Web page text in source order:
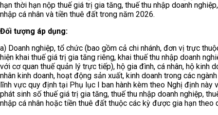
hạn thời hạn nộp thuế giá trị gia tăng, thuế thu nhập doanh
nhập cá nhân và tiền thuê đất trong năm 2026.
Đối tượng áp dụng:
a) Doanh nghiệp, tổ chức (bao gồm cả chi nhánh, đơn vị trực
hiện khai thuế giá trị gia tăng riêng, khai thuế thu nhập doanh
với cơ quan thuế quản lý trực tiếp), hộ gia đình, cá nhân, hộ kinh
nhân kinh doanh, hoạt động sản xuất, kinh doanh trong các
lĩnh vực quy định tại Phụ lục I ban hành kèm theo Nghị định này
phát sinh số thuế giá trị gia tăng, thuế thu nhập doanh nghiệp,
nhập cá nhân hoặc tiền thuê đất thuộc các kỳ được gia hạn theo